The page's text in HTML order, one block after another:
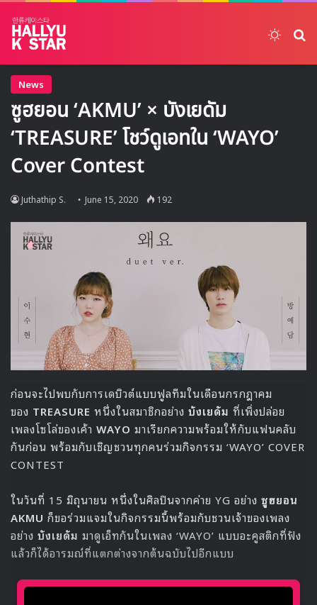
News
ซูฮยอน ‘AKMU’ × บังเยดัม
‘TREASURE’ โชว์ดูเอทใน ‘WAYO’
Cover Contest
Juthathip S. June 15, 2020 192
ก่อนจะไปพบกับการเดบิวต์แบบฟูลทีมในเดือนกรกฎาคม
ของ TREASURE หนึ่งในสมาชิกอย่าง บังเยดัม ที่เพิ่งปล่อย
เพลงโซโล่ของเค้า WAYO มาเรียกความพร้อมให้กับแฟนคลับ
กันก่อน พร้อมกับเชิญชวนทุกคนร่วมกิจกรรม ‘WAYO’ COVER
CONTEST
ในวันที่ 15 มิถุนายน หนึ่งในศิลปินจากค่าย YG อย่าง ซูฮยอน
AKMU ก็ขอร่วมแจมในกิจกรรมนี้พร้อมกับชวนเจ้าของเพลง
อย่าง บังเยดัม มาดูเอ็ทกันในเพลง ‘WAYO’ แบบอะคูสติกที่ฟัง
แล้วก็ได้อารมณ์ที่แตกต่างจากต้นฉบับไปอีกแบบ